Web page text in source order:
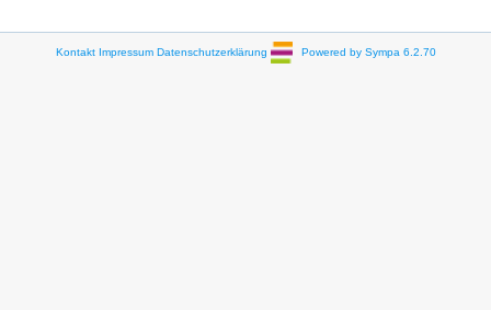
Kontakt Impressum Datenschutzerklärung Powered by Sympa 6.2.70